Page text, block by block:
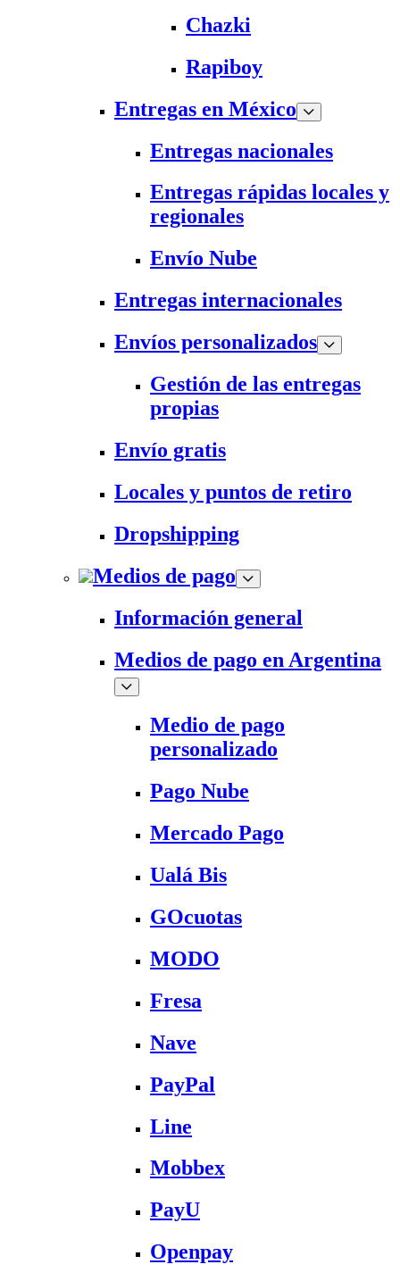
Chazki
Rapiboy
Entregas en México
Entregas nacionales
Entregas rápidas locales y
regionales
Envío Nube
Entregas internacionales
Envíos personalizados
Gestión de las entregas
propias
Envío gratis
Locales y puntos de retiro
Dropshipping
Medios de pago
Información general
Medios de pago en Argentina
Medio de pago
personalizado
Pago Nube
Mercado Pago
Ualá Bis
GOcuotas
MODO
Fresa
Nave
PayPal
Line
Mobbex
PayU
Openpay